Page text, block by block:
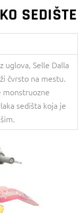
SEDIŠTE
uglova, Selle Dalla
čvrsto na mestu.
monstruozne
sedišta koja je